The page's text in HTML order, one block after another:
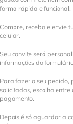
forma rápida e funcional.
Compre, receba e envie
celular.
Seu convite será
informações do
Para fazer o seu pedido,
solicitadas, escolha
pagamento.
Depois é só aguardar a